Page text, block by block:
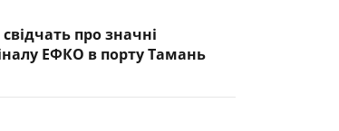
про значні
ЕФКО в порту Тамань